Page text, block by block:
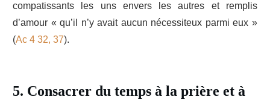
compatissants les uns envers les autres et remplis
d’amour « qu’il n’y avait aucun nécessiteux parmi eux »
(Ac 4 32, 37).
5. Consacrer du temps à la prière et à